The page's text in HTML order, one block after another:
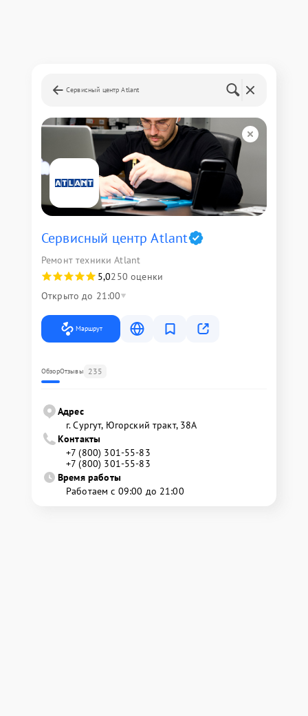
Сервисный центр Atlant
Сервисный центр Atlant
Ремонт техники Atlant
5,0250 оценки
Открыто до 21:00
Маршрут
ОбзорОтзывы 235
Адрес
г. Сургут, Югорский тракт, 38А
Контакты
+7 (800) 301-55-83
+7 (800) 301-55-83
Время работы
Работаем с 09:00 до 21:00